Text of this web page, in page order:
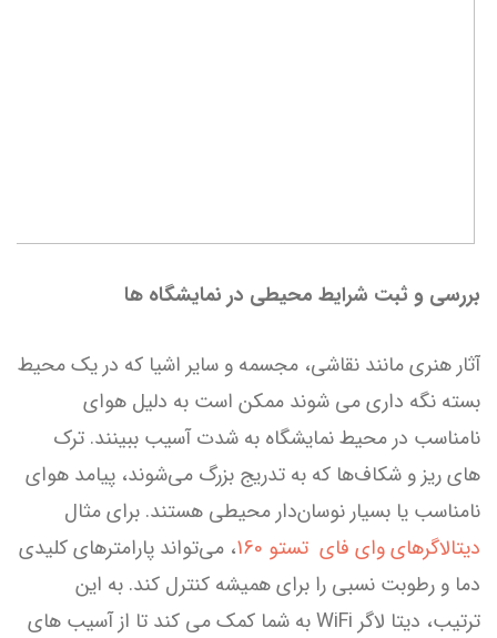
بررسی و ثبت شرایط محیطی در نمایشگاه ها
آثار هنری مانند نقاشی، مجسمه و سایر اشیا که در یک محیط
بسته نگه داری می شوند ممکن است به دلیل هوای
نامناسب در محیط نمایشگاه به شدت آسیب ببینند. ترک
های ریز و شکاف‌ها که به تدریج بزرگ‌ می‌شوند، پیامد هوای
نامناسب یا بسیار نوسان‌دار محیطی هستند. برای مثال
دیتالاگرهای وای فای تستو 160
، می‌تواند پارامترهای کلیدی
دما و رطوبت نسبی را برای همیشه کنترل کند. به این
ترتیب، دیتا لاگر WiFi به شما کمک می کند تا از آسیب های